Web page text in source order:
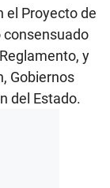
el Proyecto de
consensuado
y
Gobiernos
del Estado.